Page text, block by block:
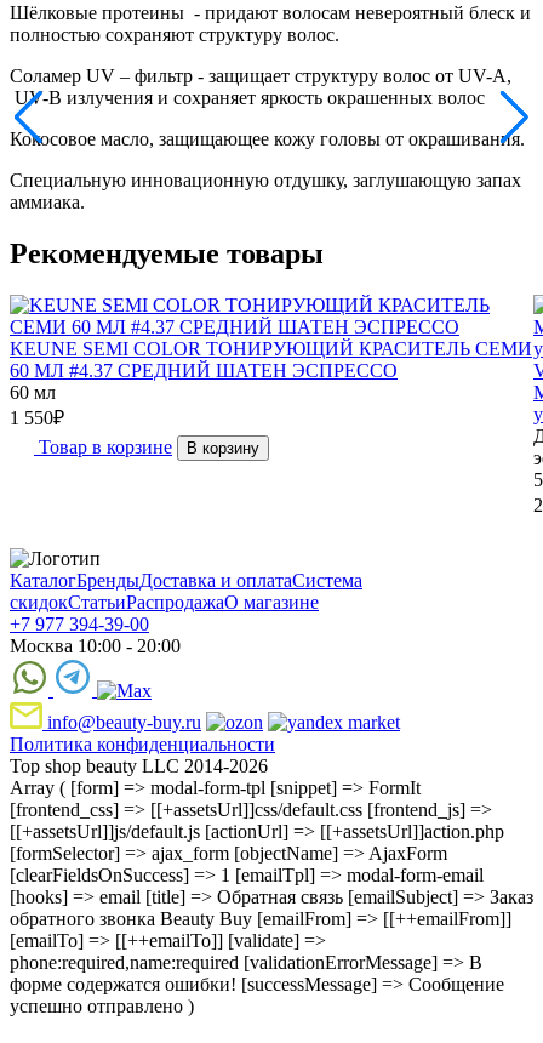
Шёлковые протеины - придают волосам невероятный блеск и
полностью сохраняют структуру волос.
Соламер UV – фильтр - защищает структуру волос от UV-A,
UV-B излучения и сохраняет яркость окрашенных волос
Кокосовое масло, защищающее кожу головы от окрашивания.
Специальную инновационную отдушку, заглушающую запах
аммиака.
Рекомендуемые товары
KEUNE SEMI COLOR ТОНИРУЮЩИЙ КРАСИТЕЛЬ СЕМИ
60 МЛ #4.37 СРЕДНИЙ ШАТЕН ЭСПРЕССО
60 мл
1 550₽
Товар в корзине
В корзину
КаталогБрендыДоставка и оплатаСистема
скидокСтатьиРаспродажаО магазине
+7 977 394-39-00
Москва 10:00 - 20:00
info@beauty-buy.ru
Политика конфиденциальности
Top shop beauty LLC 2014-2026
Array ( [form] => modal-form-tpl [snippet] => FormIt
[frontend_css] => [[+assetsUrl]]css/default.css [frontend_js] =>
[[+assetsUrl]]js/default.js [actionUrl] => [[+assetsUrl]]action.php
[formSelector] => ajax_form [objectName] => AjaxForm
[clearFieldsOnSuccess] => 1 [emailTpl] => modal-form-email
[hooks] => email [title] => Обратная связь [emailSubject] => Заказ
обратного звонка Beauty Buy [emailFrom] => [[++emailFrom]]
[emailTo] => [[++emailTo]] [validate] =>
phone:required,name:required [validationErrorMessage] => В
форме содержатся ошибки! [successMessage] => Сообщение
успешно отправлено )